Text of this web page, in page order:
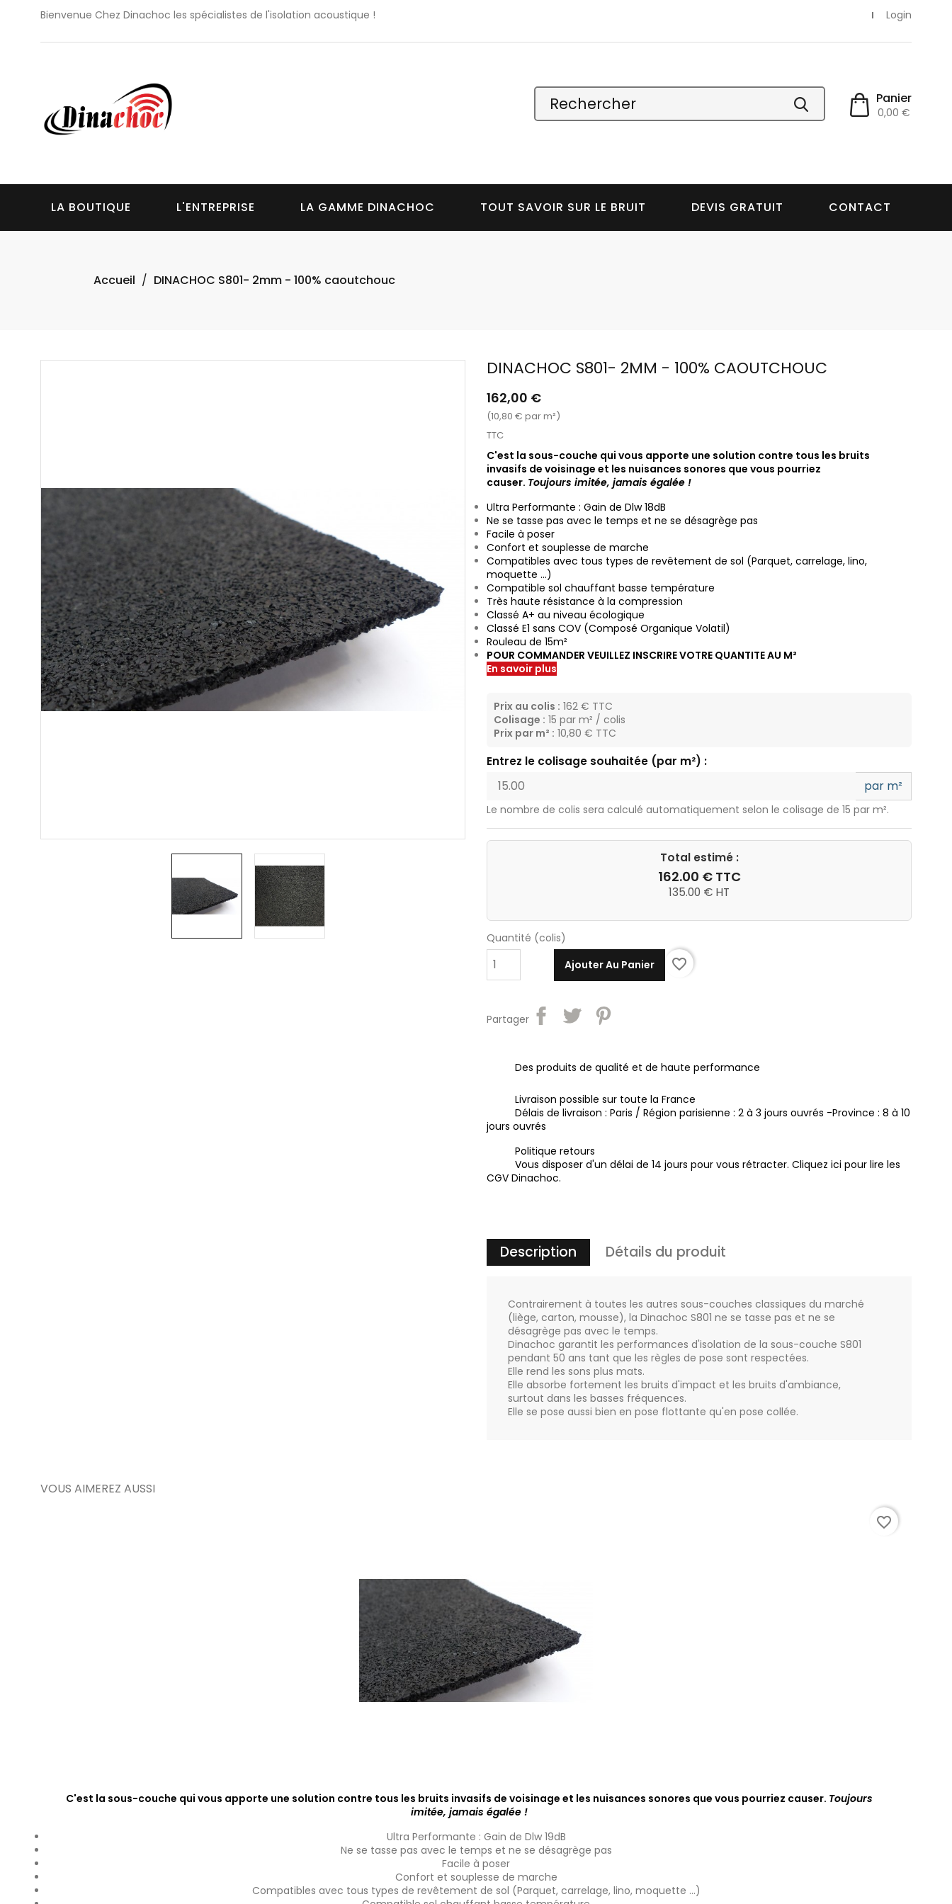
Bienvenue Chez Dinachoc les spécialistes de l'isolation acoustique ! Login
Panier
0,00 €
LA BOUTIQUE L'ENTREPRISE LA GAMME DINACHOC TOUT SAVOIR SUR LE BRUIT DEVIS GRATUIT CONTACT
Accueil DINACHOC S801- 2mm - 100% caoutchouc
DINACHOC S801- 2MM - 100% CAOUTCHOUC
162,00 €
(10,80 € par m²)
TTC
C'est la sous-couche qui vous apporte une solution contre tous les bruits
invasifs de voisinage et les nuisances sonores que vous pourriez
causer. Toujours imitée, jamais égalée !
Ultra Performante : Gain de Dlw 18dB
Ne se tasse pas avec le temps et ne se désagrège pas
Facile à poser
Confort et souplesse de marche
Compatibles avec tous types de revêtement de sol (Parquet, carrelage, lino,
moquette ...)
Compatible sol chauffant basse température
Très haute résistance à la compression
Classé A+ au niveau écologique
Classé E1 sans COV (Composé Organique Volatil)
Rouleau de 15m²
POUR COMMANDER VEUILLEZ INSCRIRE VOTRE QUANTITE AU M²
En savoir plus
Prix au colis : 162 € TTC
Colisage : 15 par m² / colis
Prix par m² : 10,80 € TTC
Entrez le colisage souhaitée (par m²) :
par m²
Le nombre de colis sera calculé automatiquement selon le colisage de 15 par m².
Total estimé :
162.00 € TTC
135.00 € HT
Quantité (colis)
Ajouter Au Panier
favorite_border
Partager
Des produits de qualité et de haute performance
Livraison possible sur toute la France
Délais de livraison : Paris / Région parisienne : 2 à 3 jours ouvrés -Province : 8 à 10
jours ouvrés
Politique retours
Vous disposer d'un délai de 14 jours pour vous rétracter. Cliquez ici pour lire les
CGV Dinachoc.
Description Détails du produit
Contrairement à toutes les autres sous-couches classiques du marché
(liège, carton, mousse), la Dinachoc S801 ne se tasse pas et ne se
désagrège pas avec le temps.
Dinachoc garantit les performances d'isolation de la sous-couche S801
pendant 50 ans tant que les règles de pose sont respectées.
Elle rend les sons plus mats.
Elle absorbe fortement les bruits d'impact et les bruits d'ambiance,
surtout dans les basses fréquences.
Elle se pose aussi bien en pose flottante qu'en pose collée.
VOUS AIMEREZ AUSSI
C'est la sous-couche qui vous apporte une solution contre tous les bruits invasifs de voisinage et les nuisances sonores que vous pourriez causer. Toujours
imitée, jamais égalée !
Ultra Performante : Gain de Dlw 19dB
Ne se tasse pas avec le temps et ne se désagrège pas
Facile à poser
Confort et souplesse de marche
Compatibles avec tous types de revêtement de sol (Parquet, carrelage, lino, moquette ...)
favorite_border